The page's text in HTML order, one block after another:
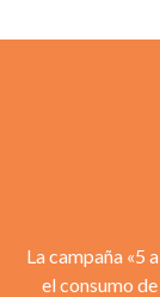
La campaña «5
el consumo